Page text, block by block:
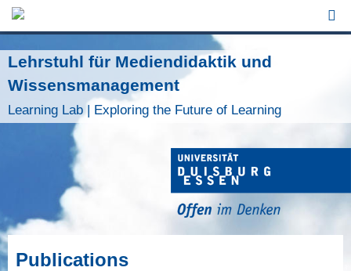
Jump to Navigation
Lehrstuhl für Mediendidaktik und
Wissensmanagement
Learning Lab | Exploring the Future of Learning
Publications